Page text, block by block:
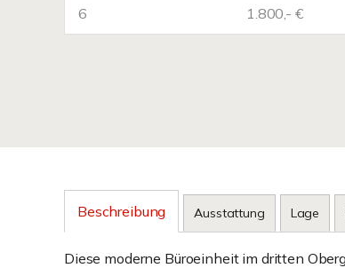
6
1.800,- €
Beschreibung Ausstattung Lage
Diese moderne Büroeinheit im dritten